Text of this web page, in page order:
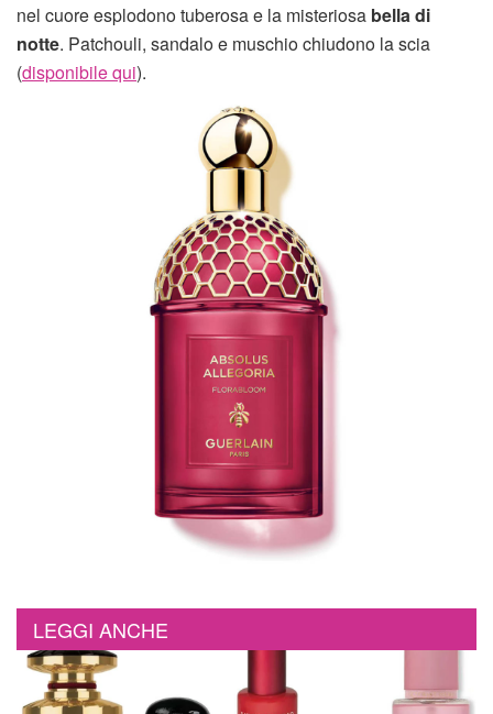
nel cuore esplodono tuberosa e la misteriosa bella di
notte. Patchouli, sandalo e muschio chiudono la scia
(disponibile qui).
LEGGI ANCHE